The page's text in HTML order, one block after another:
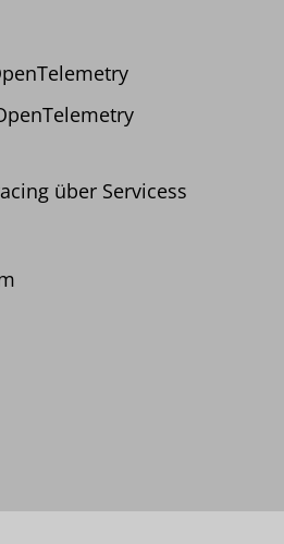
über Servicess